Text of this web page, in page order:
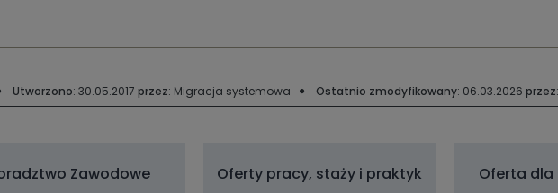
Utworzono: 30.05.2017 przez: Migracja systemowa Ostatnio zmodyfikowany: 06.03.2026 przez
Zawodowe Oferty pracy, staży i praktyk Oferta